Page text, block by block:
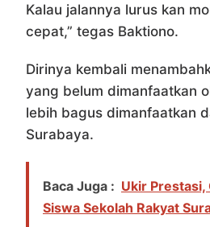
Kalau jalannya lurus kan
cepat,” tegas Baktiono.
Dirinya kembali
yang belum dimanfaatkan
lebih bagus dimanfaatkan
Surabaya.
Baca Juga : Ukir Prestasi,
Siswa Sekolah Rakyat